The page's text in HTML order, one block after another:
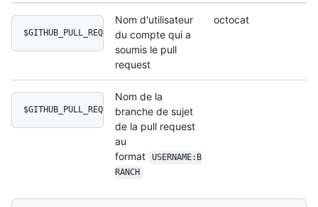
$GITHUB_PULL_REQUEST_AUTHOR_LOGIN
Nom d'utilisateur
du compte qui a
soumis le pull
request
octocat
$GITHUB_PULL_REQUEST_HEAD
Nom de la
branche de sujet
de la pull request
au
format
USERNAME:B
RANCH